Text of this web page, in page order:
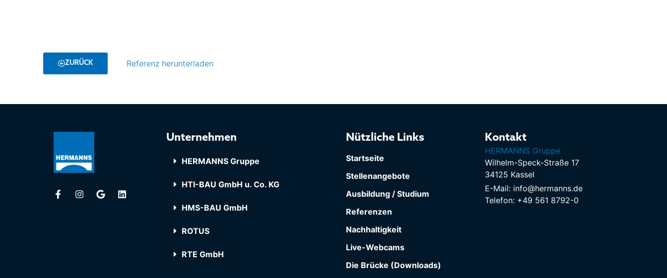
ZURÜCK Referenz herunterladen
Unternehmen
HERMANNS Gruppe
HTI-BAU GmbH u. Co. KG
HMS-BAU GmbH
ROTUS
RTE GmbH
Nützliche Links
Startseite
Stellenangebote
Ausbildung / Studium
Referenzen
Nachhaltigkeit
Live-Webcams
Die Brücke (Downloads)
Kontakt
HERMANNS Gruppe
Wilhelm-Speck-Straße 17
34125 Kassel
E-Mail: info@hermanns.de
Telefon: +49 561 8792-0